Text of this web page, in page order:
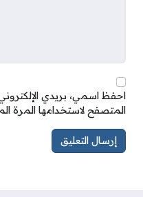
احفظ اسمي، بريدي
المتصفح لاستخدامها المرة